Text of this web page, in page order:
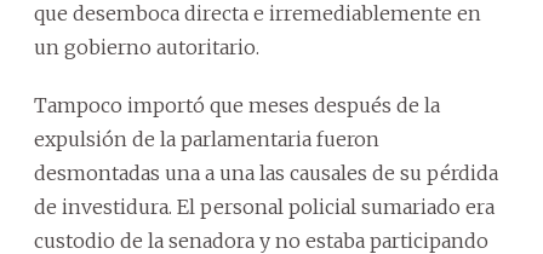
que desemboca directa e irremediablemente en
un gobierno autoritario.
Tampoco importó que meses después de la
expulsión de la parlamentaria fueron
desmontadas una a una las causales de su pérdida
de investidura. El personal policial sumariado era
custodio de la senadora y no estaba participando